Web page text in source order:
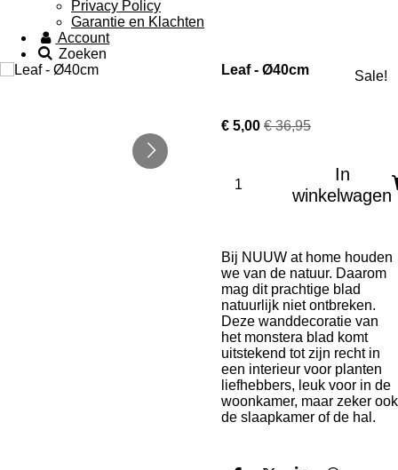
Privacy Policy
Garantie en Klachten
Account
Zoeken
Leaf - Ø40cm
Sale!
€ 5,00 € 36,95
In
winkelwagen
Bij NUUW at home houden
we van de natuur. Daarom
mag dit prachtige blad
natuurlijk niet ontbreken.
Deze wanddecoratie van
het monstera blad komt
uitstekend tot zijn recht in
een interieur voor planten
liefhebbers, leuk voor in de
woonkamer, maar zeker ook
de slaapkamer of de hal.